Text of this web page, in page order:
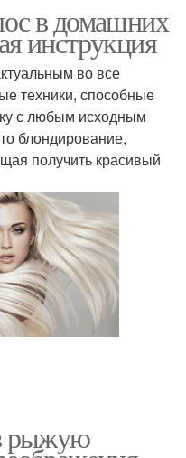
в домашних
инструкция
во все
техники, способные
с любым исходным
блондирование,
получить красивый
рыжую